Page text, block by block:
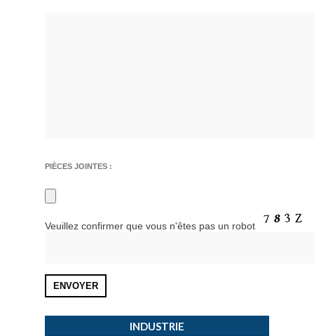
PIÈCES JOINTES :
Veuillez confirmer que vous n'êtes pas un robot
INDUSTRIE